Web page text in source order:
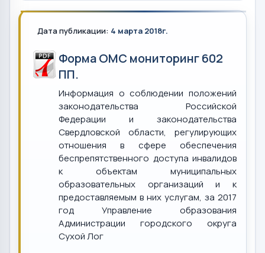
Дата публикации: 4 марта 2018г.
Форма ОМС мониторинг 602
ПП.
Информация о соблюдении положений
законодательства Российской
Федерации и законодательства
Свердловской области, регулирующих
отношения в сфере обеспечения
беспрепятственного доступа инвалидов
к объектам муниципальных
образовательных организаций и к
предоставляемым в них услугам, за 2017
год Управление образования
Администрации городского округа
Сухой Лог